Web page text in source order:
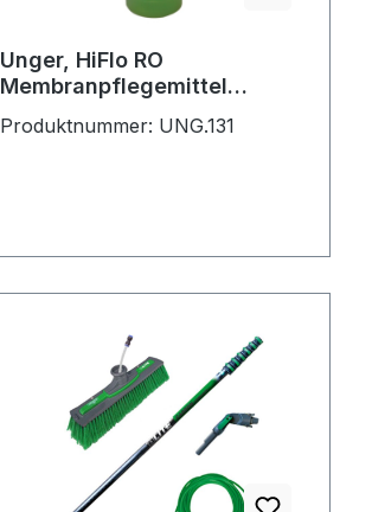
Unger, HiFlo RO
Membranpflegemittel
Produktnummer: UNG.131